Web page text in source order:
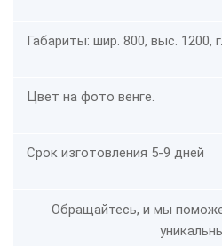
Габариты: шир. 800, выс. 1200,
Цвет на фото венге.
Срок изготовления 5-9 дней
Обращайтесь, и мы